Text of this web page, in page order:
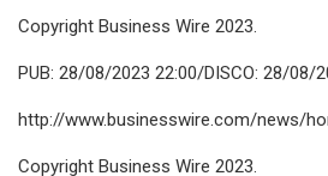
Copyright Business Wire 2023.
PUB: 28/08/2023 22:00/DISCO: 28/08/
http://www.businesswire.com/news/
Copyright Business Wire 2023.